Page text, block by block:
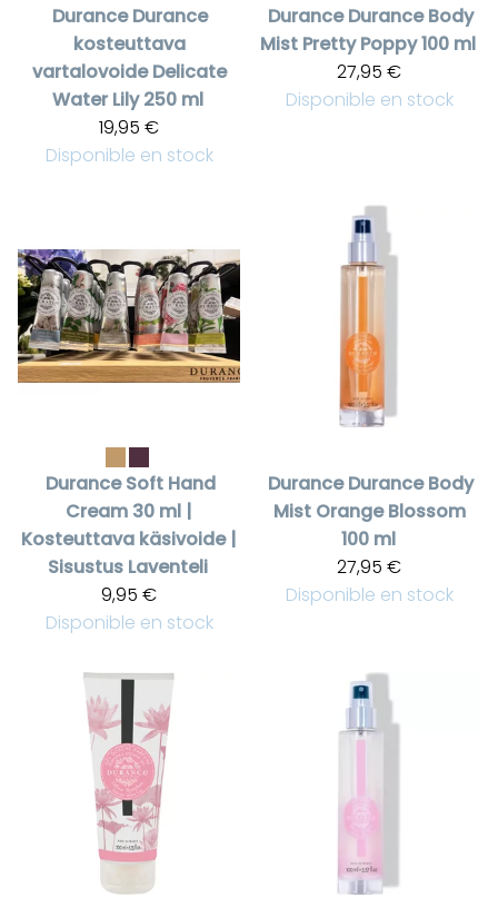
Durance Durance
kosteuttava
vartalovoide Delicate
Water Lily 250 ml
19,95 €
Disponible en stock
Durance Durance Body
Mist Pretty Poppy 100 ml
27,95 €
Disponible en stock
Durance Soft Hand
Cream 30 ml |
Kosteuttava käsivoide |
Sisustus Laventeli
9,95 €
Disponible en stock
Durance Durance Body
Mist Orange Blossom
100 ml
27,95 €
Disponible en stock